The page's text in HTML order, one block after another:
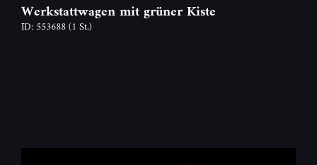
Werkstattwagen mit grüner Kiste
ID: 553688(1 St.)